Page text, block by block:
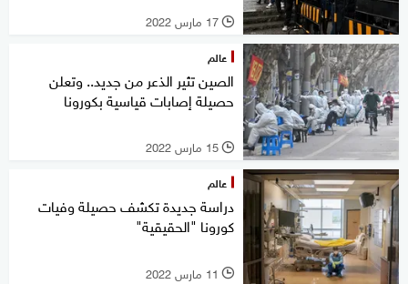
l 17 مارس 2022
عالم
الصين تثير الذعر من جديد.. وتعلن
حصيلة إصابات قياسية بكورونا
l 15 مارس 2022
عالم
دراسة جديدة تكشف حصيلة وفيات
كورونا "الحقيقية"
l 11 مارس 2022